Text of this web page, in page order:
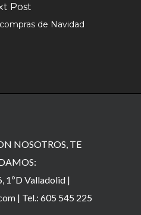
Post
de Navidad
NOSOTROS, TE
1ºD Valladolid |
| Tel.: 605 545 225